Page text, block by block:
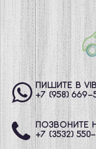
ПИШИТЕ В
+7 (958) 669-
ПОЗВОНИТЕ
+7 (3532) 550-